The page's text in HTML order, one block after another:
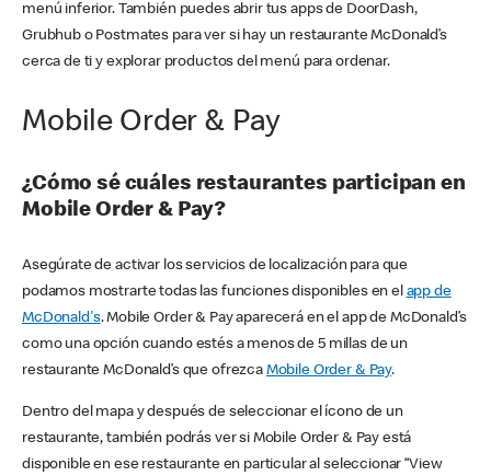
menú inferior. También puedes abrir tus apps de DoorDash,
Grubhub o Postmates para ver si hay un restaurante McDonald’s
cerca de ti y explorar productos del menú para ordenar.
Mobile Order & Pay
¿Cómo sé cuáles restaurantes participan en
Mobile Order & Pay?
Asegúrate de activar los servicios de localización para que
podamos mostrarte todas las funciones disponibles en el app de
McDonald's. Mobile Order & Pay aparecerá en el app de McDonald’s
como una opción cuando estés a menos de 5 millas de un
restaurante McDonald’s que ofrezca Mobile Order & Pay.
Dentro del mapa y después de seleccionar el ícono de un
restaurante, también podrás ver si Mobile Order & Pay está
disponible en ese restaurante en particular al seleccionar “View